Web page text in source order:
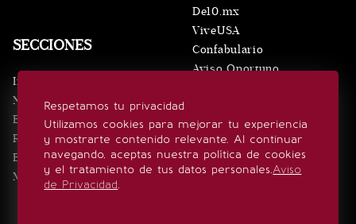
Respetamos tu privacidad
Utilizamos cookies para mejorar tu experiencia
y mostrarte contenido relevante. Al continuar
navegando, aceptas nuestra política de cookies
y el tratamiento de tus datos personales.Aviso
de Privacidad.
SECCIONES
Inicio
Noticias
Eventos
Realeza
Estilo de vida
Minuto x Minuto
De10.mx
ViveUSA
Confabulario
Aviso Oportuno
SÍGUENOS